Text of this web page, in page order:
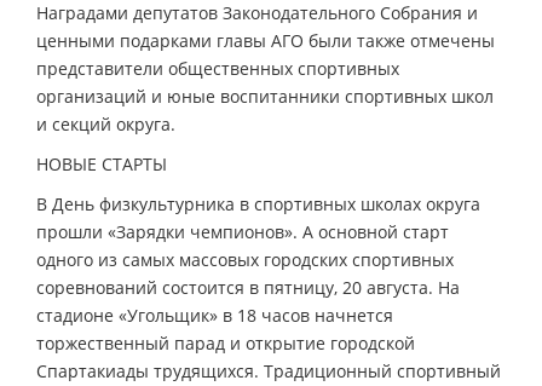
Наградами депутатов Законодательного Собрания и
ценными подарками главы АГО были также отмечены
представители общественных спортивных
организаций и юные воспитанники спортивных школ
и секций округа.
НОВЫЕ СТАРТЫ
В День физкультурника в спортивных школах округа
прошли «Зарядки чемпионов». А основной старт
одного из самых массовых городских спортивных
соревнований состоится в пятницу, 20 августа. На
стадионе «Угольщик» в 18 часов начнется
торжественный парад и открытие городской
Спартакиады трудящихся. Традиционный спортивный